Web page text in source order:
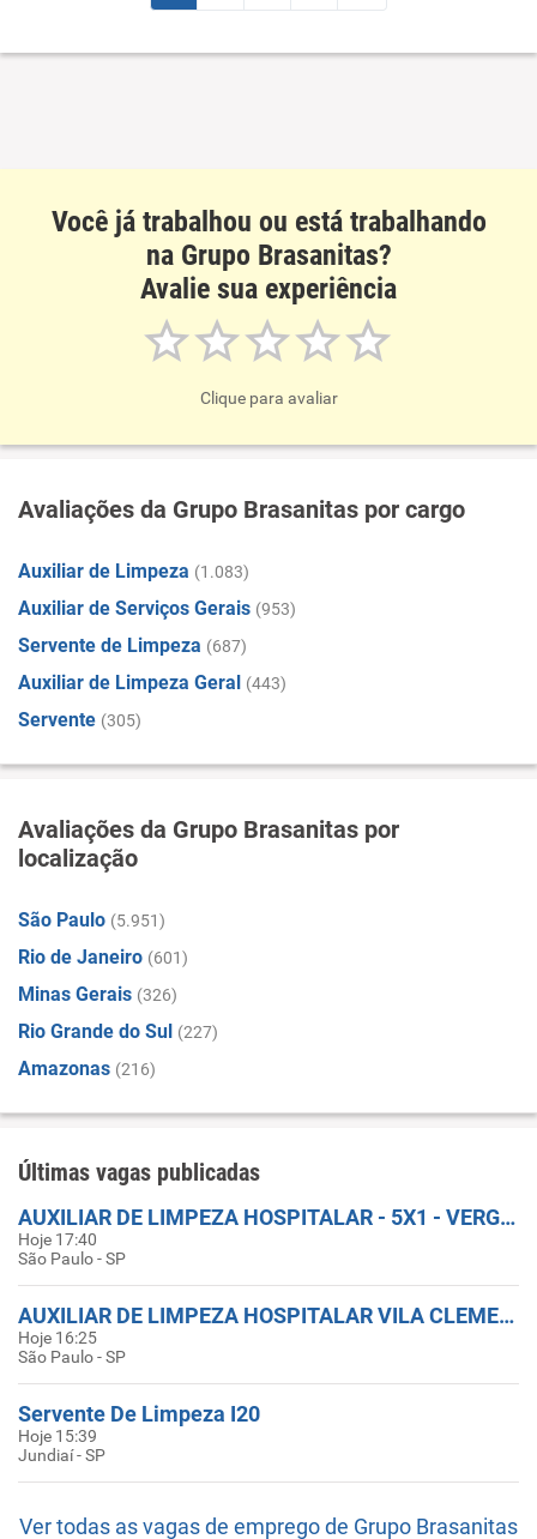
Você já trabalhou ou está trabalhando
na Grupo Brasanitas?
Avalie sua experiência
Clique para avaliar
Avaliações da Grupo Brasanitas por cargo
Auxiliar de Limpeza (1.083)
Auxiliar de Serviços Gerais (953)
Servente de Limpeza (687)
Auxiliar de Limpeza Geral (443)
Servente (305)
Avaliações da Grupo Brasanitas por
localização
São Paulo (5.951)
Rio de Janeiro (601)
Minas Gerais (326)
Rio Grande do Sul (227)
Amazonas (216)
Últimas vagas publicadas
AUXILIAR DE LIMPEZA HOSPITALAR - 5X1 - VERGUEIRO
Hoje 17:40
São Paulo - SP
AUXILIAR DE LIMPEZA HOSPITALAR VILA CLEMENTINO
Hoje 16:25
São Paulo - SP
Servente De Limpeza I20
Hoje 15:39
Jundiaí - SP
Ver todas as vagas de emprego de Grupo Brasanitas